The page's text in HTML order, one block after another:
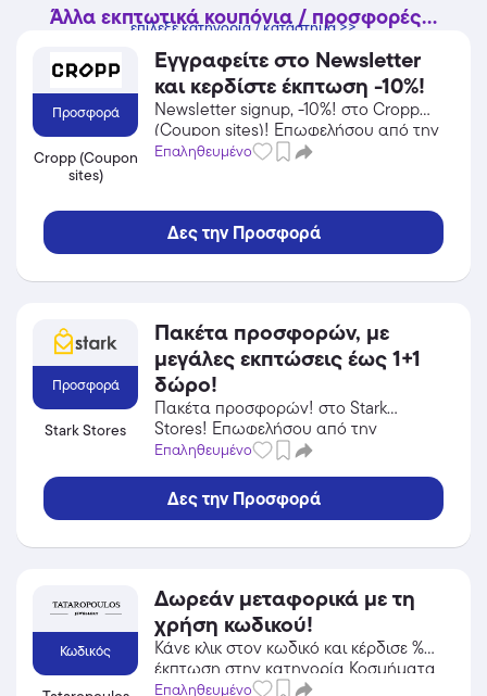
Άλλα εκπτωτικά κουπόνια / προσφορές...
επίλεξε κατηγορία / κατάστημα >>
Προσφορά
Cropp (Coupon
sites)
Εγγραφείτε στο Newsletter
και κερδίστε έκπτωση -10%!
Newsletter signup, -10%! στο Cropp
(Coupon sites)! Επωφελήσου από την
προσφορά σε Ένδυση του Cropp
Επαληθευμένο
Δες την Προσφορά
Προσφορά
Stark Stores
Πακέτα προσφορών, με
μεγάλες εκπτώσεις έως 1+1
δώρο!
Πακέτα προσφορών! στο Stark
Stores! Επωφελήσου από την
προσφορά σε Gadgets του Stark
Επαληθευμένο
Δες την Προσφορά
Κωδικός
Δωρεάν μεταφορικά με τη
χρήση κωδικού!
Κάνε κλικ στον κωδικό και κέρδισε %
έκπτωση στην κατηγορία Κοσμήματα
από το Tataropoulos!
Επαληθευμένο